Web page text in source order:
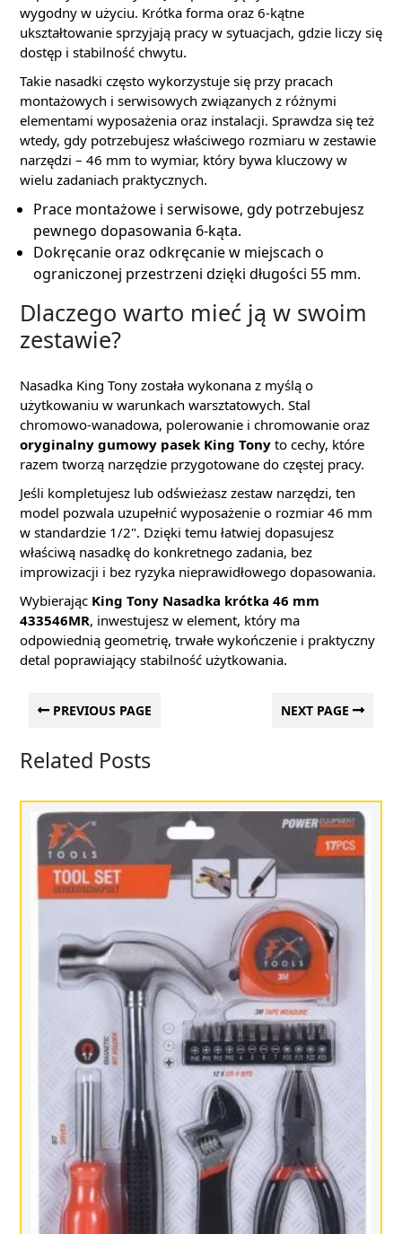
wygodny w użyciu. Krótka forma oraz 6-kątne
ukształtowanie sprzyjają pracy w sytuacjach, gdzie liczy się
dostęp i stabilność chwytu.
Takie nasadki często wykorzystuje się przy pracach
montażowych i serwisowych związanych z różnymi
elementami wyposażenia oraz instalacji. Sprawdza się też
wtedy, gdy potrzebujesz właściwego rozmiaru w zestawie
narzędzi – 46 mm to wymiar, który bywa kluczowy w
wielu zadaniach praktycznych.
Prace montażowe i serwisowe, gdy potrzebujesz
pewnego dopasowania 6-kąta.
Dokręcanie oraz odkręcanie w miejscach o
ograniczonej przestrzeni dzięki długości 55 mm.
Dlaczego warto mieć ją w swoim
zestawie?
Nasadka King Tony została wykonana z myślą o
użytkowaniu w warunkach warsztatowych. Stal
chromowo-wanadowa, polerowanie i chromowanie oraz
oryginalny gumowy pasek King Tony to cechy, które
razem tworzą narzędzie przygotowane do częstej pracy.
Jeśli kompletujesz lub odświeżasz zestaw narzędzi, ten
model pozwala uzupełnić wyposażenie o rozmiar 46 mm
w standardzie 1/2". Dzięki temu łatwiej dopasujesz
właściwą nasadkę do konkretnego zadania, bez
improwizacji i bez ryzyka nieprawidłowego dopasowania.
Wybierając King Tony Nasadka krótka 46 mm
433546MR, inwestujesz w element, który ma
odpowiednią geometrię, trwałe wykończenie i praktyczny
detal poprawiający stabilność użytkowania.
PREVIOUS PAGE NEXT PAGE
Related Posts